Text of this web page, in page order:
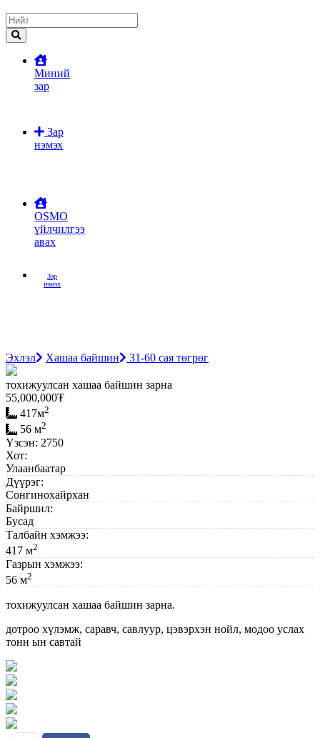
Миний
зар
Зар
нэмэх
OSMO
үйлчилгээ
авах
Зар
нэмэх
Эхлэл Хашаа байшин 31-60 сая төгрөг
тохижуулсан хашаа байшин зарна
55,000,000₮
417м2
56 м2
Үзсэн: 2750
Хот:
Улаанбаатар
Дүүрэг:
Сонгинохайрхан
Байршил:
Бусад
Талбайн хэмжээ:
417 м2
Газрын хэмжээ:
56 м2
тохижуулсан хашаа байшин зарна.
дотроо хүлэмж, саравч, савлуур, цэвэрхэн нойл, модоо услах
тонн ын савтай